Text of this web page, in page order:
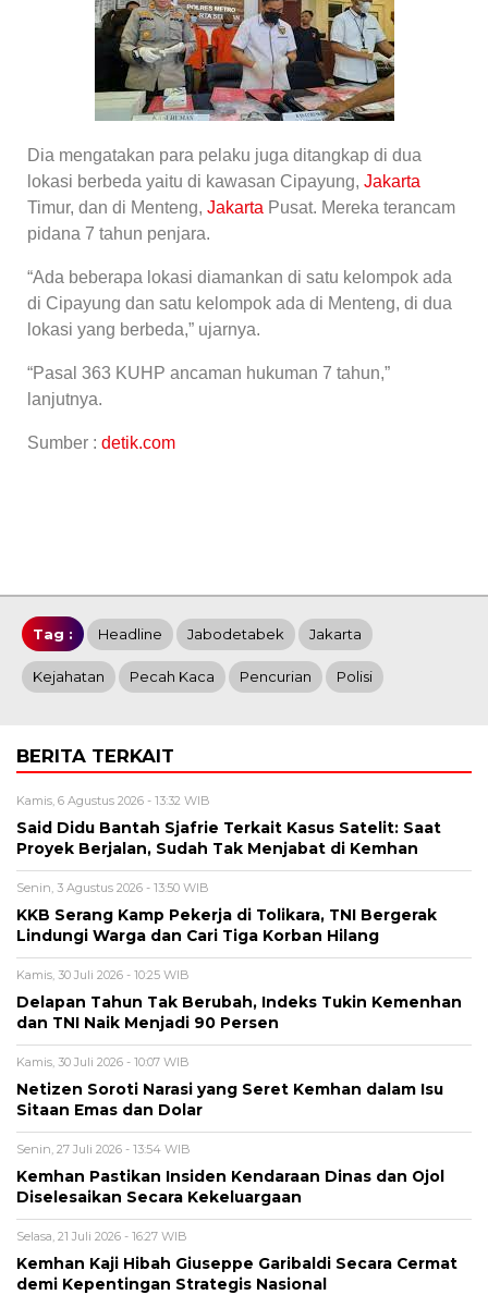
Dia mengatakan para pelaku juga ditangkap di dua
lokasi berbeda yaitu di kawasan Cipayung, Jakarta
Timur, dan di Menteng, Jakarta Pusat. Mereka terancam
pidana 7 tahun penjara.
“Ada beberapa lokasi diamankan di satu kelompok ada
di Cipayung dan satu kelompok ada di Menteng, di dua
lokasi yang berbeda,” ujarnya.
“Pasal 363 KUHP ancaman hukuman 7 tahun,”
lanjutnya.
Sumber : detik.com
Tag : Headline Jabodetabek Jakarta
Kejahatan Pecah Kaca Pencurian Polisi
BERITA TERKAIT
Kamis, 6 Agustus 2026 - 13:32 WIB
Said Didu Bantah Sjafrie Terkait Kasus Satelit: Saat
Proyek Berjalan, Sudah Tak Menjabat di Kemhan
Senin, 3 Agustus 2026 - 13:50 WIB
KKB Serang Kamp Pekerja di Tolikara, TNI Bergerak
Lindungi Warga dan Cari Tiga Korban Hilang
Kamis, 30 Juli 2026 - 10:25 WIB
Delapan Tahun Tak Berubah, Indeks Tukin Kemenhan
dan TNI Naik Menjadi 90 Persen
Kamis, 30 Juli 2026 - 10:07 WIB
Netizen Soroti Narasi yang Seret Kemhan dalam Isu
Sitaan Emas dan Dolar
Senin, 27 Juli 2026 - 13:54 WIB
Kemhan Pastikan Insiden Kendaraan Dinas dan Ojol
Diselesaikan Secara Kekeluargaan
Selasa, 21 Juli 2026 - 16:27 WIB
Kemhan Kaji Hibah Giuseppe Garibaldi Secara Cermat
demi Kepentingan Strategis Nasional